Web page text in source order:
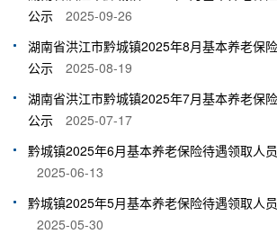
公示
2025-09-26
湖南省洪江市黔城镇2025年8月基本养老保
公示
2025-08-19
湖南省洪江市黔城镇2025年7月基本养老保
公示
2025-07-17
黔城镇2025年6月基本养老保险待遇领取人
2025-06-13
黔城镇2025年5月基本养老保险待遇领取人
2025-05-30